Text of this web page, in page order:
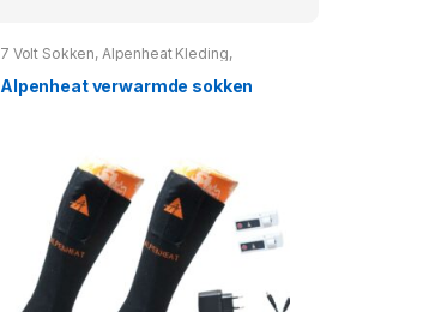
7 Volt Sokken, Alpenheat Kleding,
Voetverwarming,Gerbing sokken 7 volt
Verwarmde sokken
Alpenheat verwarmde sokken